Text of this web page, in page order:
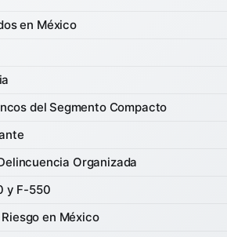
en México
del Segmento Compacto
Organizada
y F-550
en México